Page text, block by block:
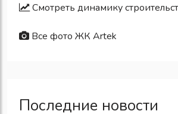
Смотреть динамику
Все фото ЖК Artek
Последние новости